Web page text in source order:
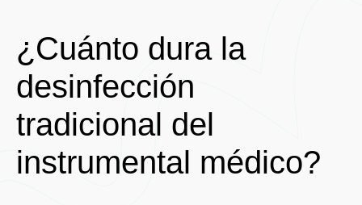
¿Cuánto dura la
desinfección
tradicional del
instrumental médico?